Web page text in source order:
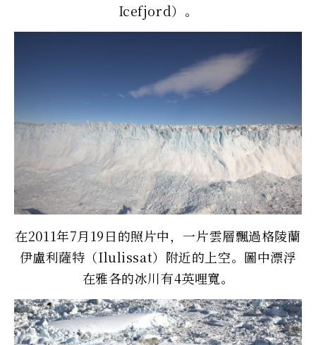
Icefjord）。
在2011年7月19日的照片中，一片雲層飄過格陵蘭
伊盧利薩特（Ilulissat）附近的上空。圖中漂浮
在雅各的冰川有4英哩寬。